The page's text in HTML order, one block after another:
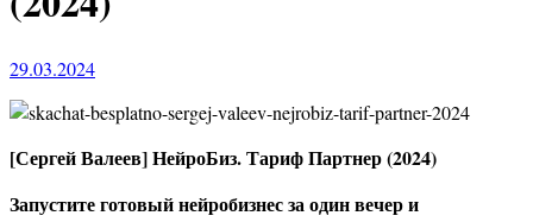
29.03.2024
[Сергей Валеев] НейроБиз. Тариф Партнер (2024)
Запустите готовый нейробизнес за один вечер и